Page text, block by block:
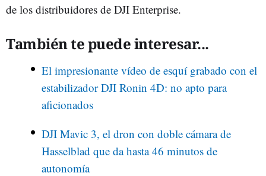
de los distribuidores de DJI Enterprise.
También te puede interesar...
El impresionante vídeo de esquí grabado con el
estabilizador DJI Ronin 4D: no apto para
aficionados
DJI Mavic 3, el dron con doble cámara de
Hasselblad que da hasta 46 minutos de
autonomía